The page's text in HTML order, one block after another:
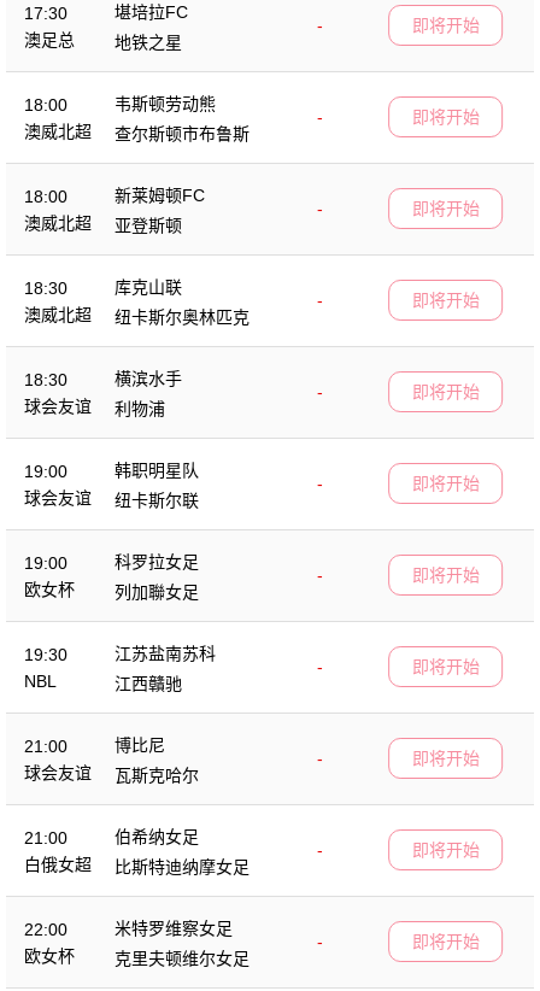
17:30
澳足总
堪培拉FC
-
地铁之星
即将开始
18:00
澳威北超
韦斯顿劳动熊
-
查尔斯顿市布鲁斯
即将开始
18:00
澳威北超
新莱姆顿FC
-
亚登斯顿
即将开始
18:30
澳威北超
库克山联
-
纽卡斯尔奥林匹克
即将开始
18:30
球会友谊
横滨水手
-
利物浦
即将开始
19:00
球会友谊
韩职明星队
-
纽卡斯尔联
即将开始
19:00
欧女杯
科罗拉女足
-
列加聯女足
即将开始
19:30
NBL
江苏盐南苏科
-
江西贛驰
即将开始
21:00
球会友谊
博比尼
-
瓦斯克哈尔
即将开始
21:00
白俄女超
伯希纳女足
-
比斯特迪纳摩女足
即将开始
22:00
欧女杯
米特罗维察女足
-
克里夫顿维尔女足
即将开始